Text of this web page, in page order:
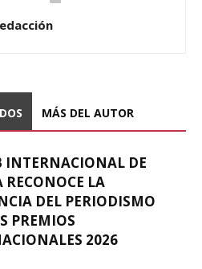
MÁS DEL AUTOR
INTERNACIONAL DE
RECONOCE LA
DEL PERIODISMO
PREMIOS
2026